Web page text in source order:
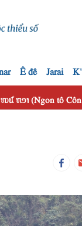
Ê đê Jarai
ꪬꪫꪱ (Ngon tô